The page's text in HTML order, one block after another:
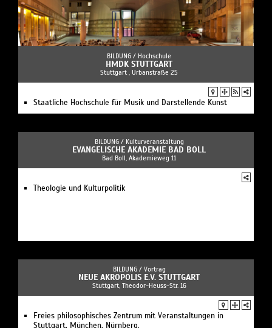
BILDUNG / Hochschule
HMDK STUTTGART
Stuttgart , Urbanstraße 25
Staatliche Hochschule für Musik und Darstellende Kunst
BILDUNG / Kulturveranstaltung
EVANGELISCHE AKADEMIE BAD BOLL
Bad Boll, Akademieweg 11
Theologie und Kulturpolitik
BILDUNG / Vortrag
NEUE AKROPOLIS E.V. STUTTGART
Stuttgart, Theodor-Heuss-Str. 16
Freies philosophisches Zentrum mit Veranstaltungen in
Stuttgart, München, Nürnberg.